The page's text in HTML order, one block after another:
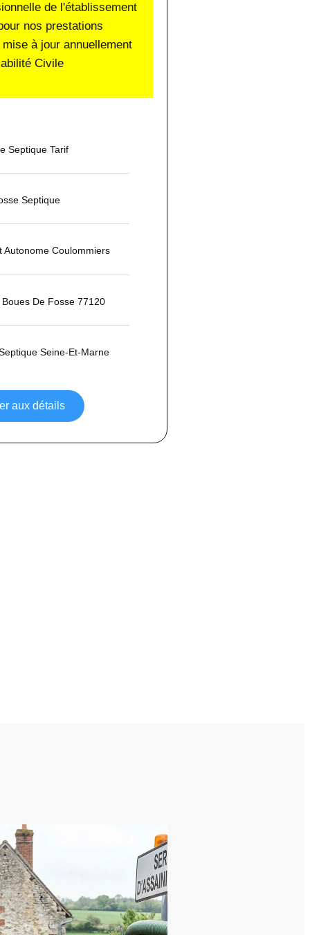
de l'établissement
nos prestations
à jour annuellement
Civile
Septique Tarif
Septique
Autonome Coulommiers
De Fosse 77120
Seine-Et-Marne
aux détails